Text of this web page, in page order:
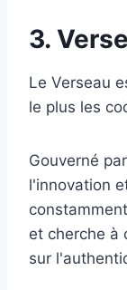
3.
Le Verseau
le plus les
Gouverné
l'innovation
et cherche à
sur